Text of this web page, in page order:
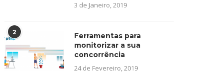
3 de Janeiro, 2019
2
Ferramentas para
monitorizar a sua
concorrência
24 de Fevereiro, 2019